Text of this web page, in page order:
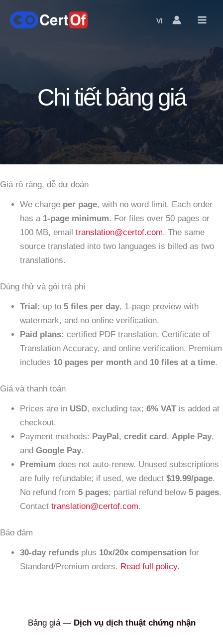
VILanguage
Chi tiết bảng giá
Giá rõ ràng, dễ dự đoán
We charge per page, with no word limit. Each order
has a 1-page minimum. For files over 50 pages or
100 MB, email translation@certof.com. The same
source translated into two languages is billed as two
translations.
Dùng thử và gói trả phí
Trial: up to 5 files per day, 1-page preview with
watermark, and no online verification.
Paid plans: certified PDF translation, Certificate of
Translation Accuracy, and online verification. Premium
includes 10 pages per month and 10 files at a time.
Giá và thanh toán
Prices are in USD, excluding tax; 6% VATis added at
checkout.
Payment methods: PayPal, credit card, Apple Pay,
and Google Pay.
Premium does not auto-renew. Unused subscriptions
are fully refundable; if used, we deduct $19.99/page.
No refund from 5 pages; partial refund below 5 pages.
Contact translation@certof.com.
Bảo đảm
30-day refunds plus 10x/20x compensation for
Standard/Premium orders. Read full policy.
Bảng giá — Dịch vụ dịch thuật chứng nhận